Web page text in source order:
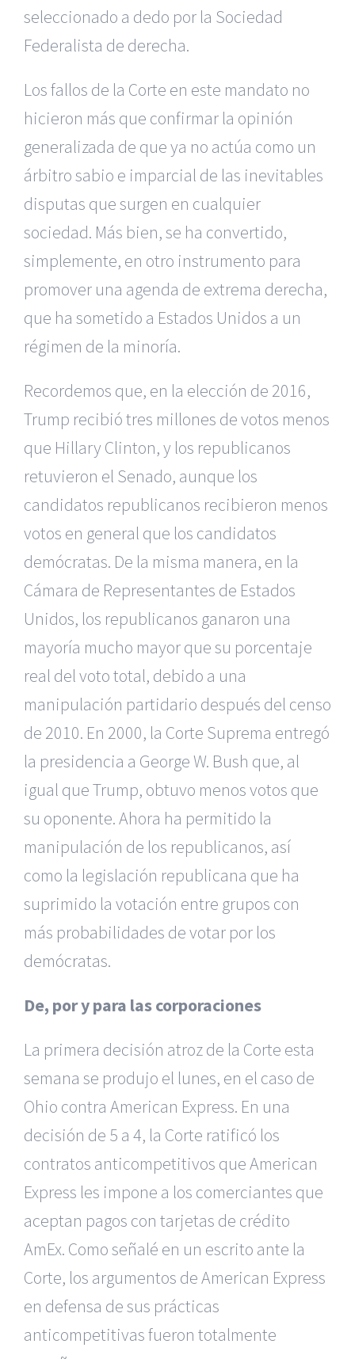
seleccionado a dedo por la Sociedad
Federalista de derecha.
Los fallos de la Corte en este mandato no
hicieron más que confirmar la opinión
generalizada de que ya no actúa como un
árbitro sabio e imparcial de las inevitables
disputas que surgen en cualquier
sociedad. Más bien, se ha convertido,
simplemente, en otro instrumento para
promover una agenda de extrema derecha,
que ha sometido a Estados Unidos a un
régimen de la minoría.
Recordemos que, en la elección de 2016,
Trump recibió tres millones de votos menos
que Hillary Clinton, y los republicanos
retuvieron el Senado, aunque los
candidatos republicanos recibieron menos
votos en general que los candidatos
demócratas. De la misma manera, en la
Cámara de Representantes de Estados
Unidos, los republicanos ganaron una
mayoría mucho mayor que su porcentaje
real del voto total, debido a una
manipulación partidario después del censo
de 2010. En 2000, la Corte Suprema entregó
la presidencia a George W. Bush que, al
igual que Trump, obtuvo menos votos que
su oponente. Ahora ha permitido la
manipulación de los republicanos, así
como la legislación republicana que ha
suprimido la votación entre grupos con
más probabilidades de votar por los
demócratas.
De, por y para las corporaciones
La primera decisión atroz de la Corte esta
semana se produjo el lunes, en el caso de
Ohio contra American Express. En una
decisión de 5 a 4, la Corte ratificó los
contratos anticompetitivos que American
Express les impone a los comerciantes que
aceptan pagos con tarjetas de crédito
AmEx. Como señalé en un escrito ante la
Corte, los argumentos de American Express
en defensa de sus prácticas
anticompetitivas fueron totalmente